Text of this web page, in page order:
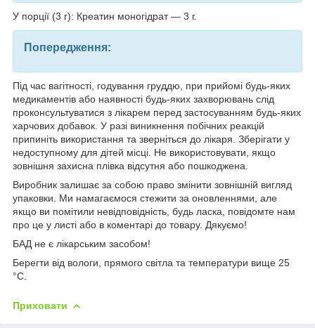
У порції (3 г): Креатин моногідрат — 3 г.
Попередження:
Під час вагітності, годування груддю, при прийомі будь-яких
медикаментів або наявності будь-яких захворювань слід
проконсультуватися з лікарем перед застосуванням будь-яких
харчових добавок. У разі виникнення побічних реакцій
припиніть використання та зверніться до лікаря. Зберігати у
недоступному для дітей місці. Не використовувати, якщо
зовнішня захисна плівка відсутня або пошкоджена.
Виробник залишає за собою право змінити зовнішній вигляд
упаковки. Ми намагаємося стежити за оновленнями, але
якщо ви помітили невідповідність, будь ласка, повідомте нам
про це у листі або в коментарі до товару. Дякуємо!
БАД не є лікарським засобом!
Берегти від вологи, прямого світла та температури вище 25
°C.
Приховати